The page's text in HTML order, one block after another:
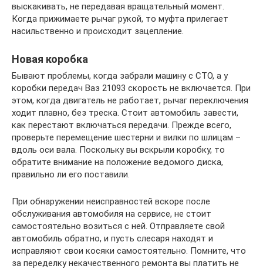
выскакивать, не передавая вращательный момент.
Когда прижимаете рычаг рукой, то муфта прилегает
насильственно и происходит зацепление.
Новая коробка
Бывают проблемы, когда забрали машину с СТО, а у
коробки передач Ваз 21093 скорость не включается. При
этом, когда двигатель не работает, рычаг переключения
ходит плавно, без треска. Стоит автомобиль завести,
как перестают включаться передачи. Прежде всего,
проверьте перемещение шестерни и вилки по шлицам –
вдоль оси вала. Поскольку вы вскрыли коробку, то
обратите внимание на положение ведомого диска,
правильно ли его поставили.
При обнаружении неисправностей вскоре после
обслуживания автомобиля на сервисе, не стоит
самостоятельно возиться с ней. Отправляете свой
автомобиль обратно, и пусть слесаря находят и
исправляют свои косяки самостоятельно. Помните, что
за переделку некачественного ремонта вы платить не